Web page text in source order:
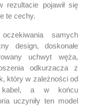
pojawił się
te cechy.
samych
design, doskonałe
uchwyt węża,
odkurzacza z
który w zależności od
kabel, a w końcu
uczyniły ten model